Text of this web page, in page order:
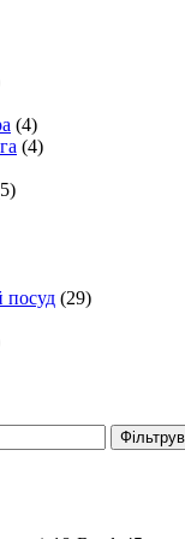
(4)
(4)
посуд (29)